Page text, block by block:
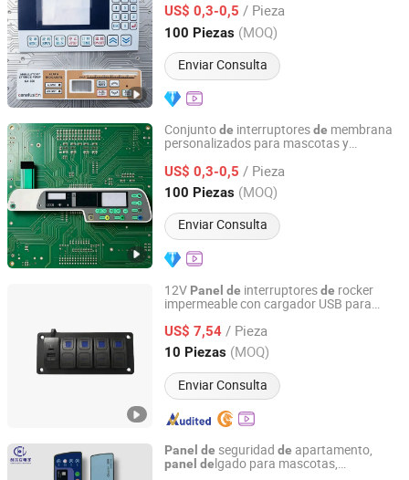
controldePC para bomba
médica estrictamente verificado
US$ 0,3-0,5 / Pieza
100 Piezas (MOQ)
Enviar Consulta
Guangdong, China Desde 2025
Conjuntode interruptoresde membrana
personalizados para mascotas y
paneldecontroldePC para teclado
escáner ultrasónico compacto
US$ 0,3-0,5 / Pieza
100 Piezas (MOQ)
Enviar Consulta
Guangzhou Linyee Co., Ltd
Guangdong, China Desde 2025
12V Panel de interruptoresde rocker
impermeable con cargador USB para
US$ 7,54 / Pieza
10 Piezas (MOQ)
Enviar Consulta
Huizhou Yeming Electronic Co., Ltd
Guangdong, China Desde 2026
Panel de seguridad de apartamento,
panel delgado para mascotas,
Guangzhou Linyee Co., Ltd